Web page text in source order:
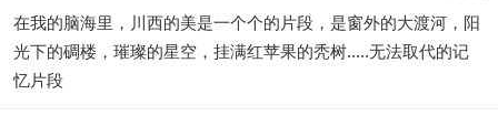
在我的脑海里，川西的美是一个个的片段，是窗外的大渡河，阳
光下的碉楼，璀璨的星空，挂满红苹果的秃树.....无法取代的记
忆片段